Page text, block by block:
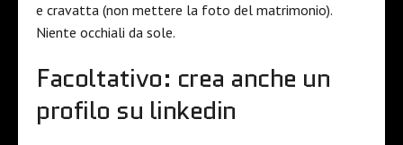
e cravatta (non mettere la foto del matrimonio).
Niente occhiali da sole.
Facoltativo: crea anche un
profilo su linkedin